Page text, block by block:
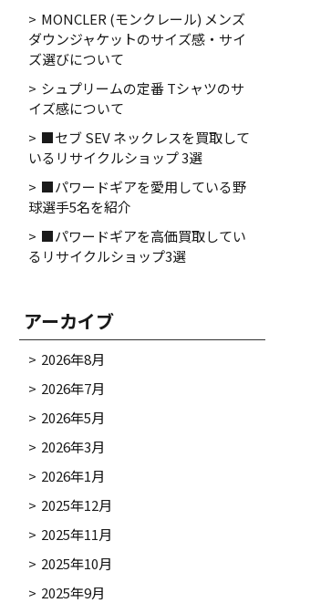
MONCLER (モンクレール) メンズ
ダウンジャケットのサイズ感・サイ
ズ選びについて
シュプリームの定番 Tシャツのサ
イズ感について
■セブ SEV ネックレスを買取して
いるリサイクルショップ 3選
■パワードギアを愛用している野
球選手5名を紹介
■パワードギアを高価買取してい
るリサイクルショップ3選
アーカイブ
2026年8月
2026年7月
2026年5月
2026年3月
2026年1月
2025年12月
2025年11月
2025年10月
2025年9月